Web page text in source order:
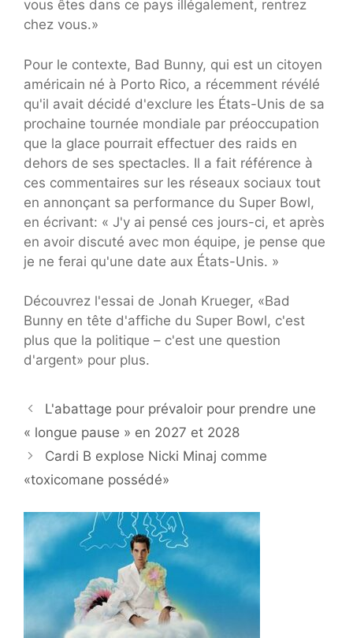
vous êtes dans ce pays illégalement, rentrez
chez vous.»
Pour le contexte, Bad Bunny, qui est un citoyen
américain né à Porto Rico, a récemment révélé
qu'il avait décidé d'exclure les États-Unis de sa
prochaine tournée mondiale par préoccupation
que la glace pourrait effectuer des raids en
dehors de ses spectacles. Il a fait référence à
ces commentaires sur les réseaux sociaux tout
en annonçant sa performance du Super Bowl,
en écrivant: « J'y ai pensé ces jours-ci, et après
en avoir discuté avec mon équipe, je pense que
je ne ferai qu'une date aux États-Unis. »
Découvrez l'essai de Jonah Krueger, «Bad
Bunny en tête d'affiche du Super Bowl, c'est
plus que la politique – c'est une question
d'argent» pour plus.
L'abattage pour prévaloir pour prendre une
« longue pause » en 2027 et 2028
Cardi B explose Nicki Minaj comme
«toxicomane possédé»